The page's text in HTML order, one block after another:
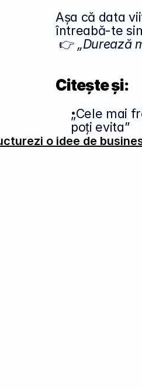
Așa că data
întreabă-te
👉 „Durează
Citește și:
„Cele mai
poți evita”
o idee de